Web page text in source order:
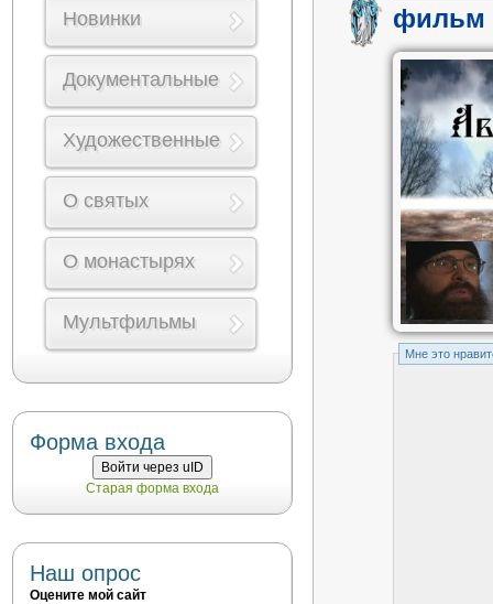
фильм
Mне это
Новинки
Документальные
Художественные
О святых
О монастырях
Мультфильмы
Форма входа
Войти через uID
Старая форма входа
Наш опрос
Оцените мой сайт